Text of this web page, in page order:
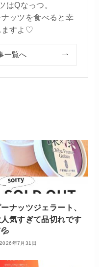
はQなっつ。
ッツを食べると幸
ますよ♡
一覧へ
ーナッツジェラート、
人気すぎて品切れです
2026年7月31日